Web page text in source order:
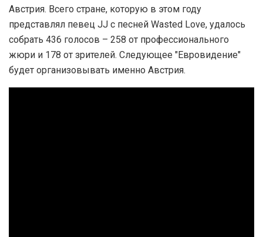
Австрия. Всего стране, которую в этом году
представлял певец JJ с песней Wasted Love, удалось
собрать 436 голосов – 258 от профессионального
жюри и 178 от зрителей. Следующее "Евровидение"
будет организовывать именно Австрия.